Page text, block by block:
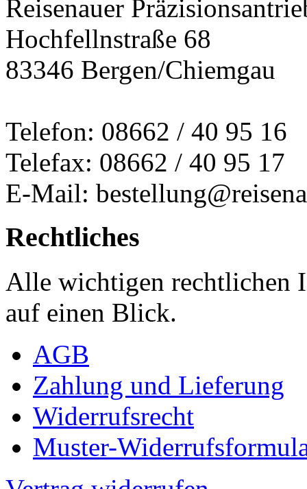
Reisenauer
Hochfellnstraße 68
83346 Bergen/Chiemgau
Telefon: 08662 / 40 95 16
Telefax: 08662 / 40 95 17
E-Mail:
Rechtliches
Alle wichtigen rechtlichen
auf einen Blick.
AGB
Zahlung und Lieferung
Widerrufsrecht
Muster-